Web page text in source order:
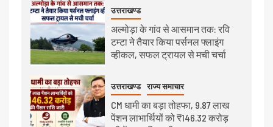
उत्तराखण्ड
अल्मोड़ा के गांव से आसमान तक: रवि
टम्टा ने तैयार किया पर्सनल फ्लाइंग
व्हीकल, सफल ट्रायल से मची चर्चा
उत्तराखण्ड राज्य समाचार
CM धामी का बड़ा तोहफा, 9.87 लाख
पेंशन लाभार्थियों को ₹146.32 करोड़